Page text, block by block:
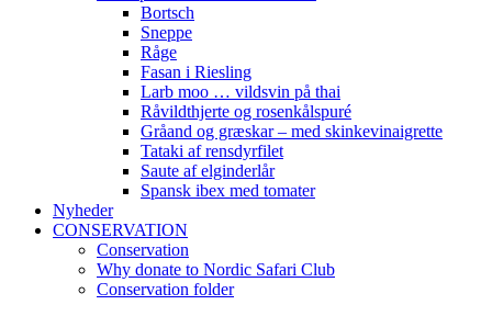
Bortsch
Sneppe
Råge
Fasan i Riesling
Larb moo … vildsvin på thai
Råvildthjerte og rosenkålspuré
Gråand og græskar – med skinkevinaigrette
Tataki af rensdyrfilet
Saute af elginderlår
Spansk ibex med tomater
Nyheder
CONSERVATION
Conservation
Why donate to Nordic Safari Club
Conservation folder